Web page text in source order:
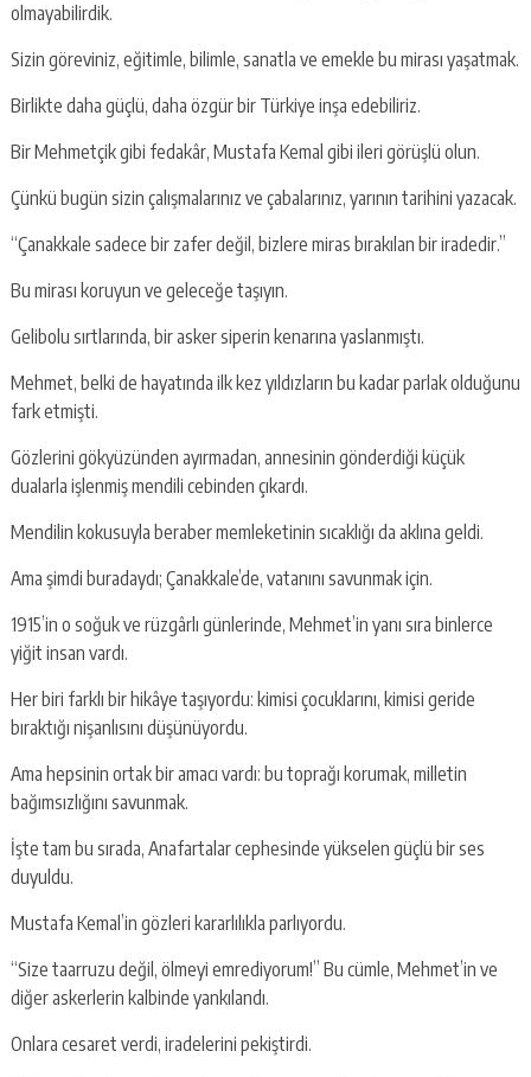
olmayabilirdik.
Sizin göreviniz, eğitimle, bilimle, sanatla ve emekle bu mirası yaşatmak.
Birlikte daha güçlü, daha özgür bir Türkiye inşa edebiliriz.
Bir Mehmetçik gibi fedakâr, Mustafa Kemal gibi ileri görüşlü olun.
Çünkü bugün sizin çalışmalarınız ve çabalarınız, yarının tarihini yazacak.
“Çanakkale sadece bir zafer değil, bizlere miras bırakılan bir iradedir.”
Bu mirası koruyun ve geleceğe taşıyın.
Gelibolu sırtlarında, bir asker siperin kenarına yaslanmıştı.
Mehmet, belki de hayatında ilk kez yıldızların bu kadar parlak olduğunu
fark etmişti.
Gözlerini gökyüzünden ayırmadan, annesinin gönderdiği küçük
dualarla işlenmiş mendili cebinden çıkardı.
Mendilin kokusuyla beraber memleketinin sıcaklığı da aklına geldi.
Ama şimdi buradaydı; Çanakkale’de, vatanını savunmak için.
1915’in o soğuk ve rüzgârlı günlerinde, Mehmet’in yanı sıra binlerce
yiğit insan vardı.
Her biri farklı bir hikâye taşıyordu: kimisi çocuklarını, kimisi geride
bıraktığı nişanlısını düşünüyordu.
Ama hepsinin ortak bir amacı vardı: bu toprağı korumak, milletin
bağımsızlığını savunmak.
İşte tam bu sırada, Anafartalar cephesinde yükselen güçlü bir ses
duyuldu.
Mustafa Kemal’in gözleri kararlılıkla parlıyordu.
“Size taarruzu değil, ölmeyi emrediyorum!” Bu cümle, Mehmet’in ve
diğer askerlerin kalbinde yankılandı.
Onlara cesaret verdi, iradelerini pekiştirdi.